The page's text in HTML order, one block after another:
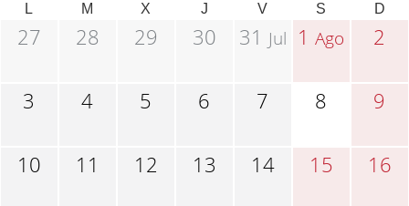
L M X J V S D
27 28 29 30 31 Jul 1Ago 2
3 4 5 6 7 8 9
10 11 12 13 14 15 16